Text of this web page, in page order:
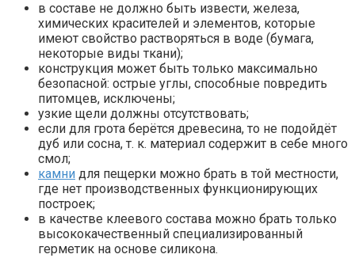
в составе не должно быть извести, железа,
химических красителей и элементов, которые
имеют свойство растворяться в воде (бумага,
некоторые виды ткани);
конструкция может быть только максимально
безопасной: острые углы, способные повредить
питомцев, исключены;
узкие щели должны отсутствовать;
если для грота берётся древесина, то не подойдёт
дуб или сосна, т. к. материал содержит в себе много
смол;
камни для пещерки можно брать в той местности,
где нет производственных функционирующих
построек;
в качестве клеевого состава можно брать только
высококачественный специализированный
герметик на основе силикона.